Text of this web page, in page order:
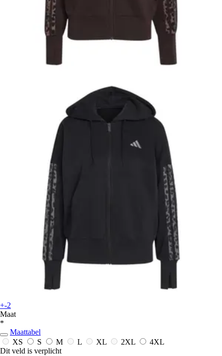
+-2
Maat
*
Maattabel
XS
S M L XL 2XL
4XL
Dit veld is verplicht